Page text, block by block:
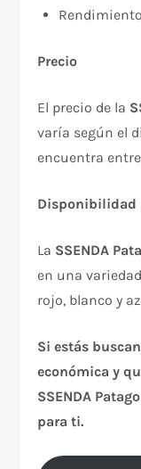
Precio
El precio de la
varía según el
encuentra
Disponibilidad
La SSENDA
en una
rojo, blanco y
Si estás
económica y
SSENDA
para ti.